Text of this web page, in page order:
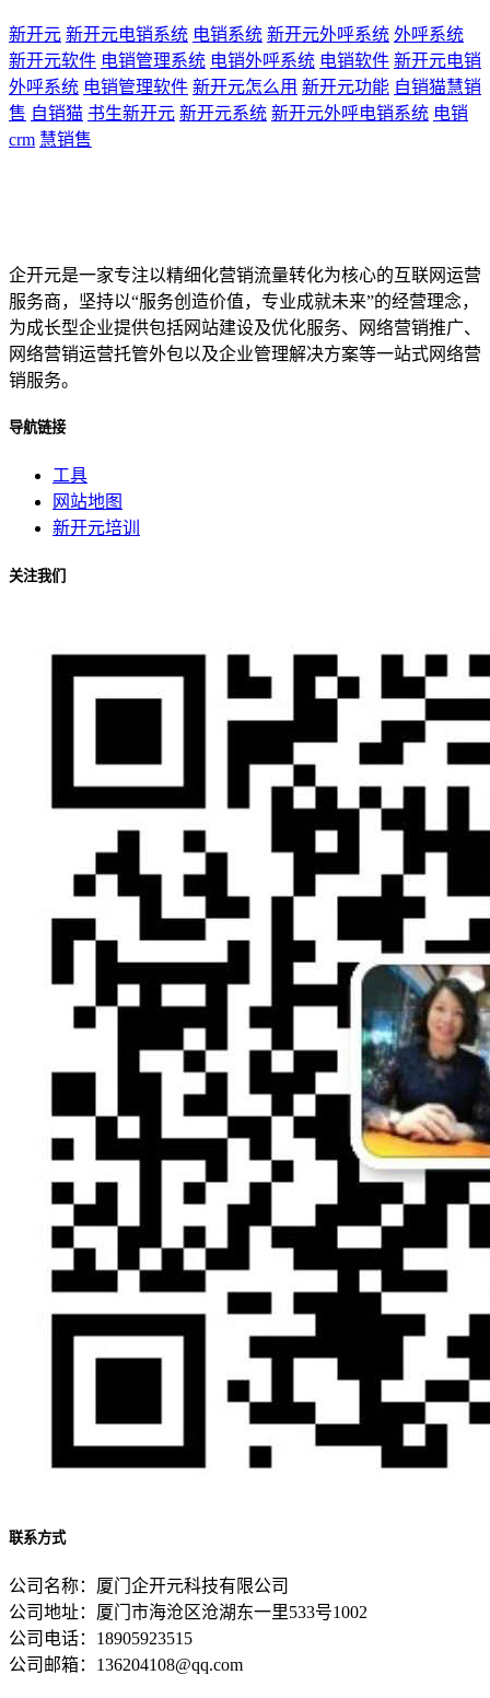
新开元 新开元电销系统 电销系统 新开元外呼系统 外呼系统
新开元软件 电销管理系统 电销外呼系统 电销软件 新开元电销
外呼系统 电销管理软件 新开元怎么用 新开元功能 自销猫慧销
售 自销猫 书生新开元 新开元系统 新开元外呼电销系统 电销
crm 慧销售
企开元是一家专注以精细化营销流量转化为核心的互联网运营
服务商，坚持以“服务创造价值，专业成就未来”的经营理念，
为成长型企业提供包括网站建设及优化服务、网络营销推广、
网络营销运营托管外包以及企业管理解决方案等一站式网络营
销服务。
导航链接
工具
网站地图
新开元培训
关注我们
联系方式
公司名称：厦门企开元科技有限公司
公司地址：厦门市海沧区沧湖东一里533号1002
公司电话：18905923515
公司邮箱：136204108@qq.com